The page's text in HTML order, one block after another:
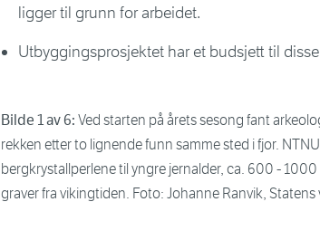
ligger til grunn for arbeidet.
Utbyggingsprosjektet har et budsjett til
Bilde 1 av 6: Ved starten på årets sesong fant
rekken etter to lignende funn samme sted i fjor.
bergkrystallperlene til yngre jernalder, ca. 600 - 1000
graver fra vikingtiden. Foto: Johanne Ranvik,